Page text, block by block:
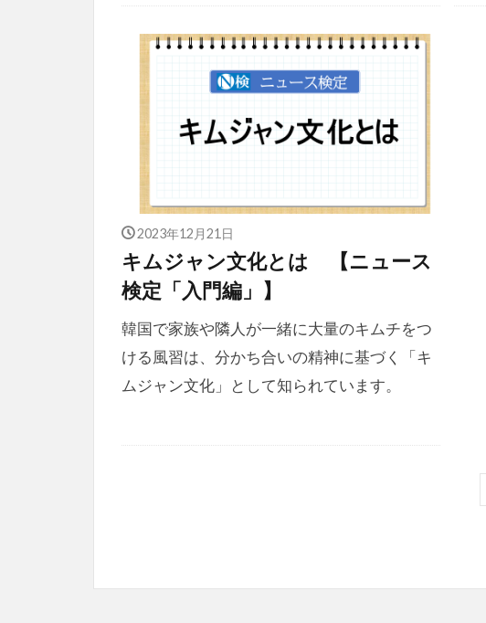
2023年12月21日
キムジャン文化とは 【ニュース
検定「入門編」】
韓国で家族や隣人が一緒に大量のキムチをつ
ける風習は、分かち合いの精神に基づく「キ
ムジャン文化」として知られています。